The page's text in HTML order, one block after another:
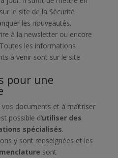
le site de la Sécurité
les nouveautés.
à la newsletter ou encore
les informations
à venir sont sur le site
pour une
documents et à maîtriser
possible d’utiliser des
spécialisés.
y sont renseignées et les
sont